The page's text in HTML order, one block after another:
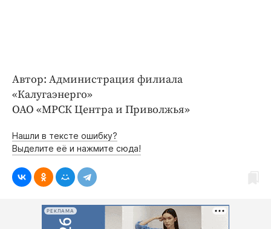
Автор: Администрация филиала
«Калугаэнерго»
ОАО «МРСК Центра и Приволжья»
Нашли в тексте ошибку?
Выделите её и нажмите сюда!
РЕКЛАМА